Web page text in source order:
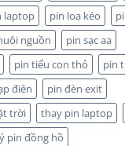
laptop pin loa kéo
nguồn
pin sạc aa
pin tiểu con thỏ
pin
điên
pin đèn exit
trời
thay pin laptop
pin đồng hồ